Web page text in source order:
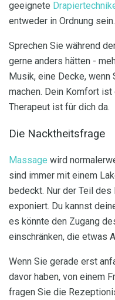
geeignete
entweder in Ordnung sein.
Sprechen Sie während
gerne anders hätten -
Musik, eine Decke,
machen. Dein Komfort
Therapeut ist für dich da.
Die Nacktheitsfrage
Massage wird
sind immer mit einem
bedeckt. Nur der Teil
exponiert. Du kannst
es könnte den Zugang
einschränken, die etwas
Wenn Sie gerade erst
davor haben, von einem
fragen Sie die